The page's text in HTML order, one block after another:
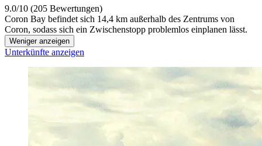
9.0/10 (205 Bewertungen)
Coron Bay befindet sich 14,4 km außerhalb des Zentrums von
Coron, sodass sich ein Zwischenstopp problemlos einplanen lässt.
Weniger anzeigen
Unterkünfte anzeigen